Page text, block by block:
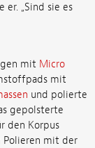
„Sind sie es
mit Micro
mit
und polierte
gepolsterte
den Korpus
mit der